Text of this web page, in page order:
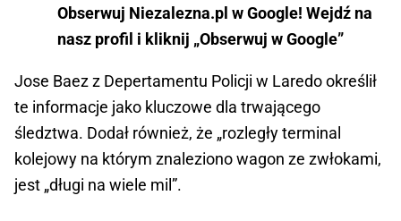
Obserwuj Niezalezna.pl w Google! Wejdź na
nasz profil i kliknij „Obserwuj w Google”
Jose Baez z Depertamentu Policji w Laredo określił
te informacje jako kluczowe dla trwającego
śledztwa. Dodał również, że „rozległy terminal
kolejowy na którym znaleziono wagon ze zwłokami,
jest „długi na wiele mil”.